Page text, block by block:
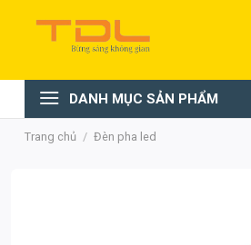
dung
DANH MỤC SẢN PHẨM
Trang chủ / Đèn pha led